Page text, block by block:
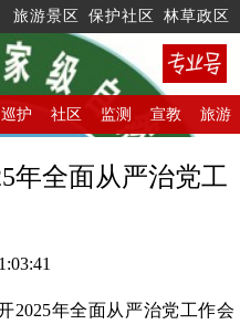
旅游景区 保护社区 林草政区
巡护 社区 监测 宣教 旅游
年全面从严治党工
2025年全面从严治党工作会